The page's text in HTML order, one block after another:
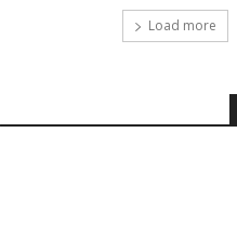
Load more